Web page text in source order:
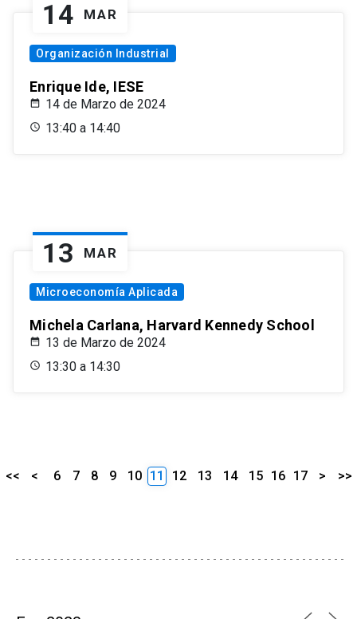
14 MAR
Organización Industrial
Enrique Ide, IESE
14 de Marzo de 2024
13:40 a 14:40
13 MAR
Microeconomía Aplicada
Michela Carlana, Harvard Kennedy School
13 de Marzo de 2024
13:30 a 14:30
<< < 6 7 8 9 10 11 12 13 14 15 16 17 > >>